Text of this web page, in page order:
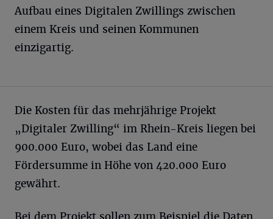
Aufbau eines Digitalen Zwillings zwischen
einem Kreis und seinen Kommunen
einzigartig.
Die Kosten für das mehrjährige Projekt
„Digitaler Zwilling“ im Rhein-Kreis liegen bei
900.000 Euro, wobei das Land eine
Fördersumme in Höhe von 420.000 Euro
gewährt.